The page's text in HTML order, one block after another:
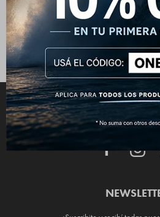
Gorro O'Neill Explorer Olive
 